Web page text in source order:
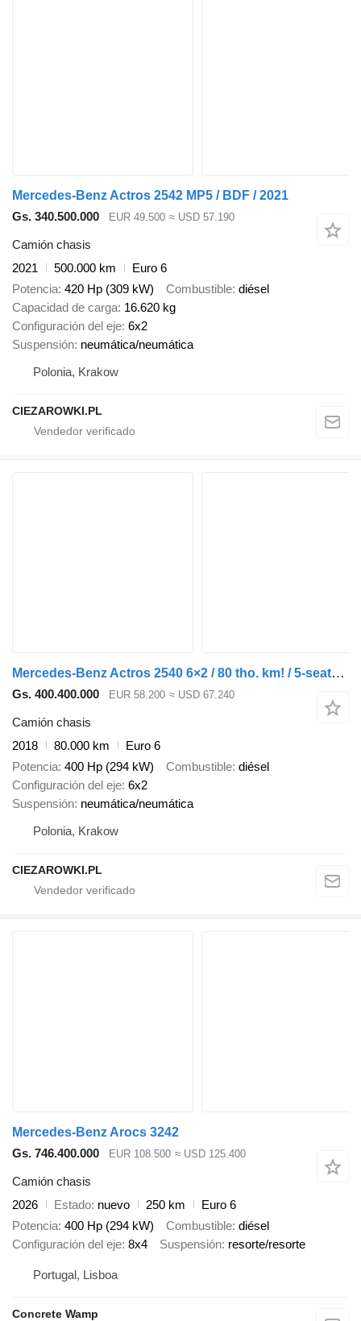
Mercedes-Benz Actros 2542 MP5 / BDF / 2021
Gs. 340.500.000
EUR 49.500 ≈ USD 57.190
Camión chasis
2021
500.000 km
Euro 6
Potencia 420 Hp (309 kW) Combustible diésel
Capacidad de carga 16.620 kg
Configuración del eje 6x2
Suspensión neumática/neumática
Polonia, Krakow
CIEZAROWKI.PL
Mercedes-Benz Actros 2540 6×2 / 80 tho. km! / 5-seater cab! / BDF / 6 units
Gs. 400.400.000 EUR 58.200 ≈ USD 67.240
Camión chasis
2018
80.000 km
Euro 6
Potencia 400 Hp (294 kW) Combustible diésel
Configuración del eje 6x2
Suspensión neumática/neumática
Polonia, Krakow
CIEZAROWKI.PL
Mercedes-Benz Arocs 3242
Gs. 746.400.000
EUR 108.500 ≈ USD 125.400
Camión chasis
2026
Estado nuevo 250 km
Euro 6
Potencia 400 Hp (294 kW) Combustible diésel
Configuración del eje 8x4 Suspensión resorte/resorte
Portugal, Lisboa
Concrete Wamp